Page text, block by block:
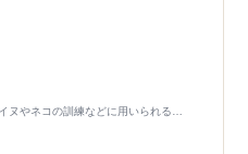
ヌやネコの訓練などに用いられる…